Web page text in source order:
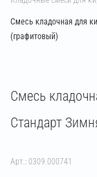
Смесь кладочная для
(графитовый)
Смесь
Стандарт
Арт.: 0309.000741